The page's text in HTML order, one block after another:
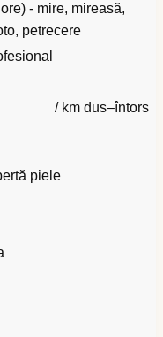
- mire, mireasă,
petrecere
/ km dus–întors
piele